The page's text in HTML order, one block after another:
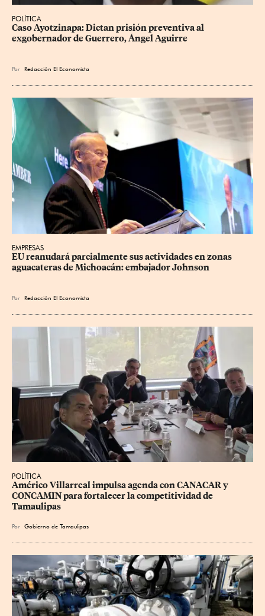
POLÍTICA
Caso Ayotzinapa: Dictan prisión preventiva al
exgobernador de Guerrero, Ángel Aguirre
Por Redacción El Economista
EMPRESAS
EU reanudará parcialmente sus actividades en zonas
aguacateras de Michoacán: embajador Johnson
Por Redacción El Economista
POLÍTICA
Américo Villarreal impulsa agenda con CANACAR y
CONCAMIN para fortalecer la competitividad de
Tamaulipas
Por Gobierno de Tamaulipas